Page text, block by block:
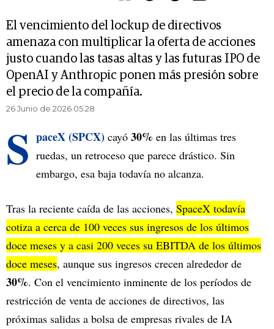
El vencimiento del lockup de directivos
amenaza con multiplicar la oferta de acciones
justo cuando las tasas altas y las futuras IPO de
OpenAI y Anthropic ponen más presión sobre
el precio de la compañía.
26 Junio de 2026 05.28
S paceX (SPCX) cayó 30% en las últimas tres
ruedas, un retroceso que parece drástico. Sin
embargo, esa baja todavía no alcanza.
Tras la reciente caída de las acciones, SpaceX todavía
cotiza a cerca de 100 veces sus ingresos de los últimos
doce meses y a casi 200 veces su EBITDA de los últimos
doce meses, aunque sus ingresos crecen alrededor de
30%. Con el vencimiento inminente de los períodos de
restricción de venta de acciones de directivos, las
próximas salidas a bolsa de empresas rivales de IA